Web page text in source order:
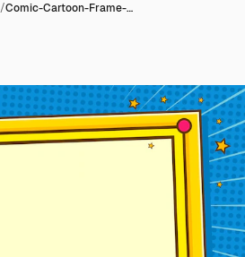
/Comic-Cartoon-Frame-…